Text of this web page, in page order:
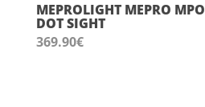
MEPROLIGHT MEPRO
DOT SIGHT
369.90€